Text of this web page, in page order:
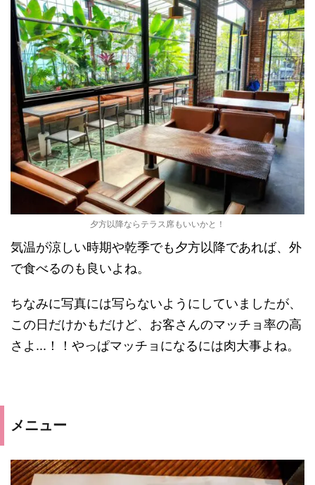
夕方以降ならテラス席もいいかと！
気温が涼しい時期や乾季でも夕方以降であれば、外
で食べるのも良いよね。
ちなみに写真には写らないようにしていましたが、
この日だけかもだけど、お客さんのマッチョ率の高
さよ...！！やっぱマッチョになるには肉大事よね。
メニュー